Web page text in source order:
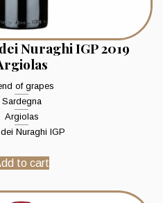
Nuraghi IGP 2019
of grapes
Sardegna
Argiolas
Nuraghi IGP
to cart